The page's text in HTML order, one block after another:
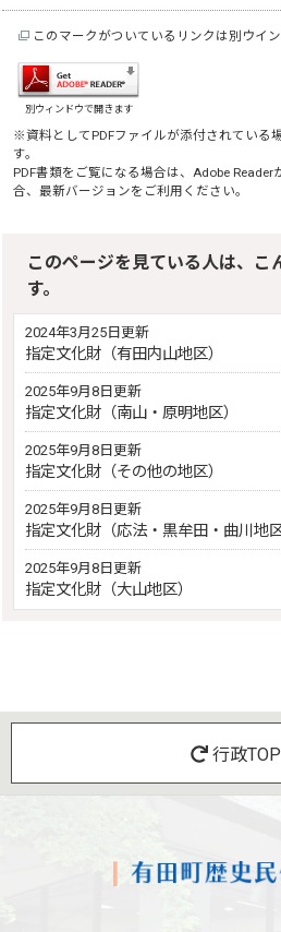
このマークがついているリンクは別ウイ
別ウィンドウで開きます
※資料としてPDFファイルが添付されている
す。
PDF書類をご覧になる場合は、Adobe Reader
合、最新バージョンをご利用ください。
このページを見ている人は、こ
す。
2024年3月25日更新
指定文化財（有田内山地区）
2025年9月8日更新
指定文化財（南山・原明地区）
2025年9月8日更新
指定文化財（その他の地区）
2025年9月8日更新
指定文化財（応法・黒牟田・曲川地区
2025年9月8日更新
指定文化財（大山地区）
行政